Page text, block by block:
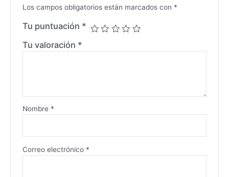
Los campos obligatorios están marcados con *
Tu puntuación *
Tu valoración *
Nombre *
Correo electrónico *